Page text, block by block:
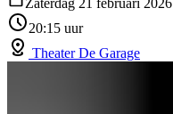
Zaterdag 21 februari 2026
20:15 uur
Theater De Garage